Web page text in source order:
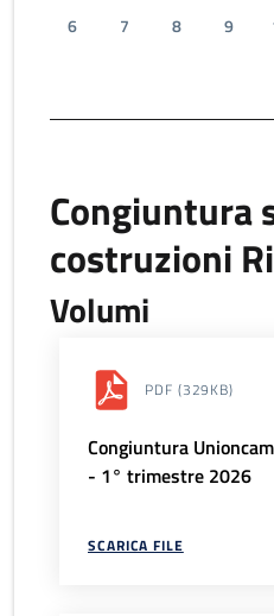
6
7 8 9
Congiuntura
costruzioni
Volumi
PDF (329KB)
Congiuntura
- 1° trimestre 2026
SCARICA FILE